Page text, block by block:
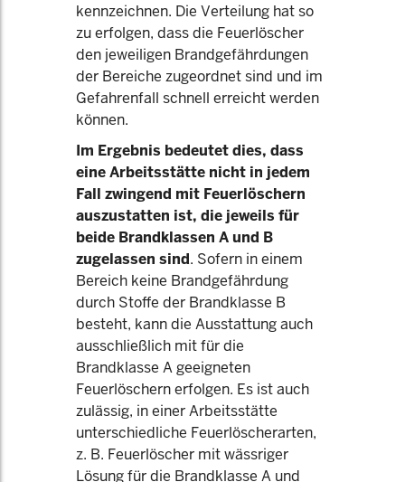
kennzeichnen. Die Verteilung hat so
zu erfolgen, dass die Feuerlöscher
den jeweiligen Brandgefährdungen
der Bereiche zugeordnet sind und im
Gefahrenfall schnell erreicht werden
können.
Im Ergebnis bedeutet dies, dass
eine Arbeitsstätte nicht in jedem
Fall zwingend mit Feuerlöschern
auszustatten ist, die jeweils für
beide Brandklassen A und B
zugelassen sind. Sofern in einem
Bereich keine Brandgefährdung
durch Stoffe der Brandklasse B
besteht, kann die Ausstattung auch
ausschließlich mit für die
Brandklasse A geeigneten
Feuerlöschern erfolgen. Es ist auch
zulässig, in einer Arbeitsstätte
unterschiedliche Feuerlöscherarten,
z. B. Feuerlöscher mit wässriger
Lösung für die Brandklasse A und